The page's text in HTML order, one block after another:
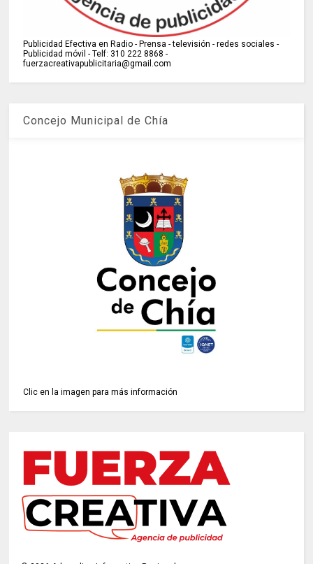
Publicidad Efectiva en Radio - Prensa - televisión - redes sociales -
Publicidad móvil - Telf: 310 222 8868 -
fuerzacreativapublicitaria@gmail.com
Concejo Municipal de Chía
Clic en la imagen para más información